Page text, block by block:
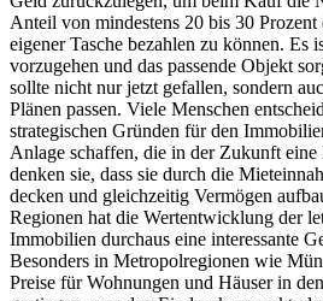
Anteil von mindestens 20 bis 30 Prozent
eigener Tasche bezahlen zu können. Es
vorzugehen und das passende Objekt
sollte nicht nur jetzt gefallen, sondern
Plänen passen. Viele Menschen
strategischen Gründen für den
Anlage schaffen, die in der Zukunft
denken sie, dass sie durch die
decken und gleichzeitig Vermögen
Regionen hat die Wertentwicklung der
Immobilien durchaus eine interessante
Besonders in Metropolregionen wie
Preise für Wohnungen und Häuser in